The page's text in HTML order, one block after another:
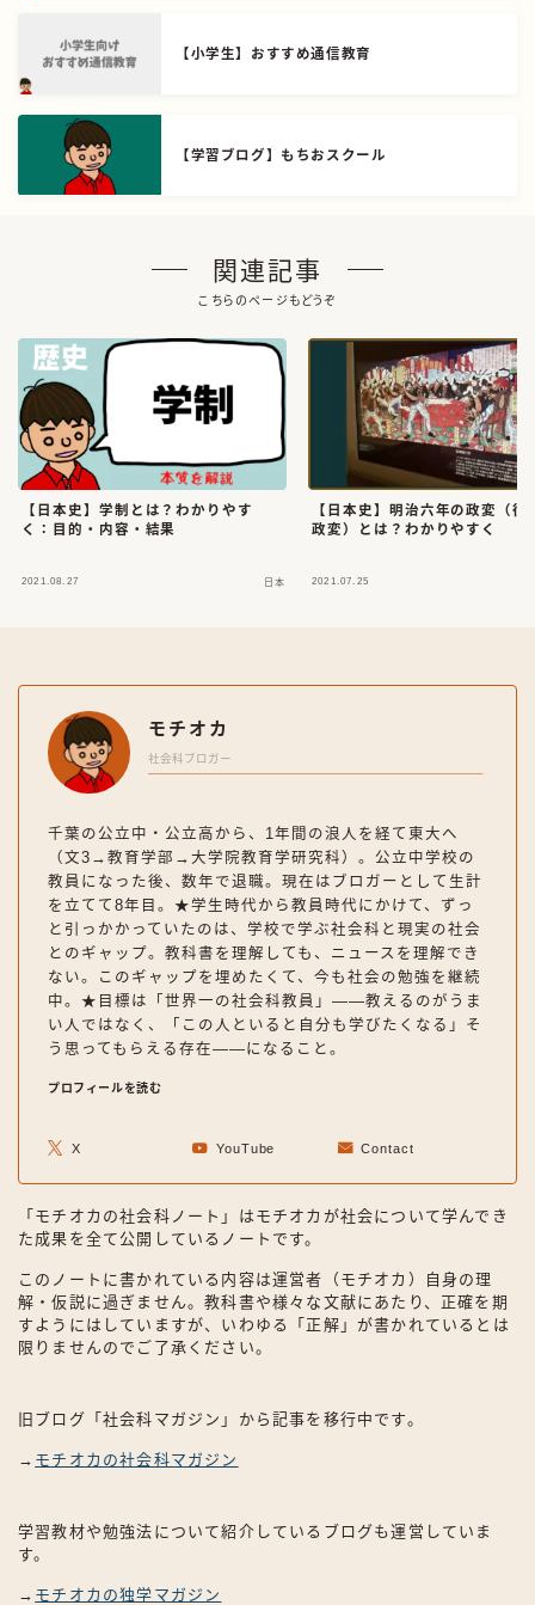
【小学生】おすすめ通信教育
【学習ブログ】もちおスクール
関連記事
こちらのページもどうぞ
【日本史】学制とは？わかりやす
く：目的・内容・結果
2021.08.27 日本
【日本史】明治六年の政変（征
政変）とは？わかりやすく
2021.07.25
モチオカ
社会科ブロガー
千葉の公立中・公立高から、1年間の浪人を経て東大へ
（文3→教育学部→大学院教育学研究科）。公立中学校の
教員になった後、数年で退職。現在はブロガーとして生計
を立てて8年目。★学生時代から教員時代にかけて、ずっ
と引っかかっていたのは、学校で学ぶ社会科と現実の社会
とのギャップ。教科書を理解しても、ニュースを理解でき
ない。このギャップを埋めたくて、今も社会の勉強を継続
中。★目標は「世界一の社会科教員」——教えるのがうま
い人ではなく、「この人といると自分も学びたくなる」そ
う思ってもらえる存在——になること。
プロフィールを読む
X YouTube Contact
「モチオカの社会科ノート」はモチオカが社会について学んでき
た成果を全て公開しているノートです。
このノートに書かれている内容は運営者（モチオカ）自身の理
解・仮説に過ぎません。教科書や様々な文献にあたり、正確を期
すようにはしていますが、いわゆる「正解」が書かれているとは
限りませんのでご了承ください。
旧ブログ「社会科マガジン」から記事を移行中です。
→ モチオカの社会科マガジン
学習教材や勉強法について紹介しているブログも運営していま
す。
→ モチオカの独学マガジン